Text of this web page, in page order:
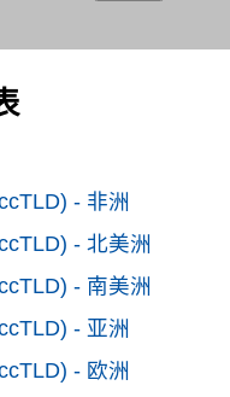
- 非洲
- 北美洲
- 南美洲
- 亚洲
- 欧洲